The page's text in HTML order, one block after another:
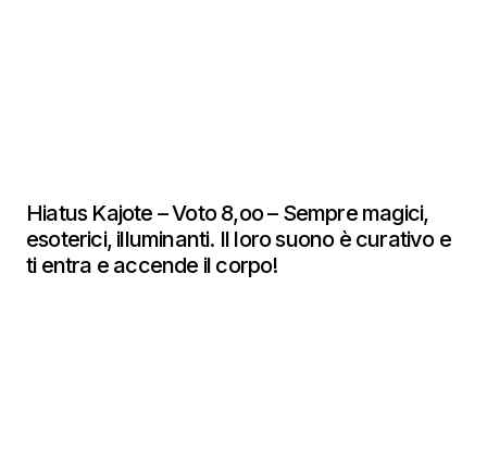
Hiatus Kajote – Voto 8,oo – Sempre magici,
esoterici, illuminanti. Il loro suono è curativo e
ti entra e accende il corpo!